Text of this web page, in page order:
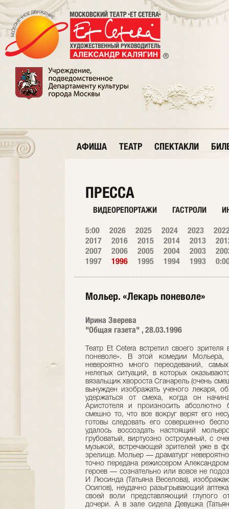
АФИША ТЕАТР СПЕКТАКЛИ
ПРЕССА
ВИДЕОРЕПОРТАЖИ ГАСТРОЛИ
5:00 2026 2025 2024 2023
2017
2016 2015 2014 2013
2007
2006 2005 2004 2003
1997
1996 1995 1994 1993
Мольер. «Лекарь поневоле»
Ирина Зверева
"Общая газета" , 28.03.1996
Театр Et Сetera встретил своего
поневоле». В этой комедии
невероятно много переодеваний,
нелепых ситуаций, в которых
вязальщик хвороста Сганарель (очень
вынужден изображать ученого лекаря,
удержаться от смеха, когда он
Аристотеля и произносить
смешно то, что все вокруг верят его
готовы следовать его совершенно
удалось воссоздать настоящий
грубоватый, виртуозно остроумный, с
музыкой, встречающей зрителей уже в
зрелище. Мольер — драматург невероятно
точно передана режиссером
героев — сознательно или вовсе не
И Люсинда (Татьяна Веселова),
Осипов), неудачно разыгрывающий
своей воли представляющий глупого
дочери. А в зале сидела Девушка